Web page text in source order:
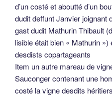
d’un costé et aboutté d’un
dudit deffunt Janvier joignant
gast dudit Mathurin Thibault
lisible était bien « Mathurin »)
desdists copartageants
Item un autre mareau de
Sauconger contenant une
costé la vigne desdits